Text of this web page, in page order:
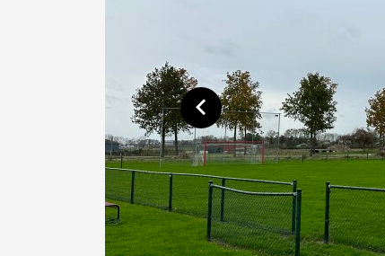
Toon vorige afbeelding